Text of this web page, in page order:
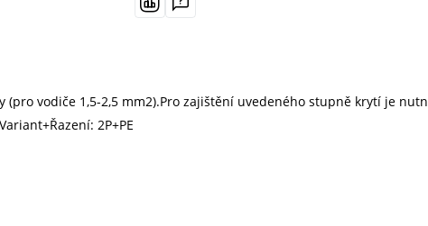
(pro vodiče 1,5-2,5 mm2).Pro zajištění uvedeného stupně krytí je
2P+PE